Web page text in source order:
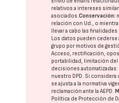
relativos a intereses
asociados.Conservación:
relación con Ud., o
llevar a cabo las
Los datos pueden cederse
grupo por motivos de
Acceso, rectificación,
portabilidad, limitación del
decisiones automatizadas:
nuestro DPD. Si considera
se ajusta a la normativa
reclamación ante laAEPD.
Política de Protección de